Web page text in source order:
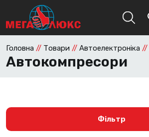
Головна // Товари // Автоелектроніка //
Автокомпресори
Фільтр